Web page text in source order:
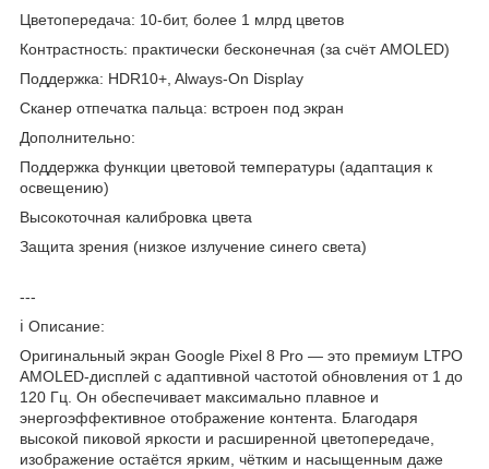
Цветопередача: 10-бит, более 1 млрд цветов
Контрастность: практически бесконечная (за счёт AMOLED)
Поддержка: HDR10+, Always-On Display
Сканер отпечатка пальца: встроен под экран
Дополнительно:
Поддержка функции цветовой температуры (адаптация к
освещению)
Высокоточная калибровка цвета
Защита зрения (низкое излучение синего света)
---
ℹ Описание:
Оригинальный экран Google Pixel 8 Pro — это премиум LTPO
AMOLED-дисплей с адаптивной частотой обновления от 1 до
120 Гц. Он обеспечивает максимально плавное и
энергоэффективное отображение контента. Благодаря
высокой пиковой яркости и расширенной цветопередаче,
изображение остаётся ярким, чётким и насыщенным даже